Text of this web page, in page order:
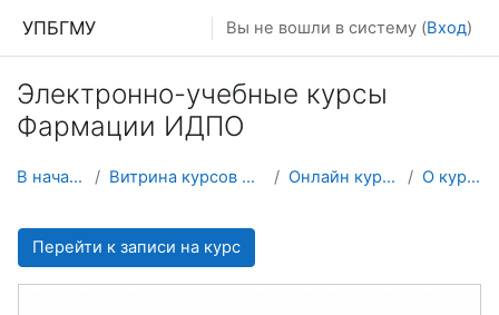
УПБГМУ Вы не вошли в систему (Вход)
Электронно-учебные курсы
Фармации ИДПО
В начало Витрина курсов 3KL Онлайн курсы О курсе
Перейти к записи на курс